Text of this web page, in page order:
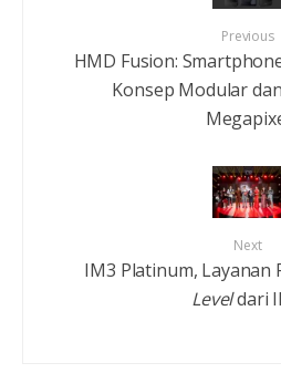
Previous
HMD Fusion:
Konsep Modular
Next
IM3 Platinum, Layanan
Leveldari